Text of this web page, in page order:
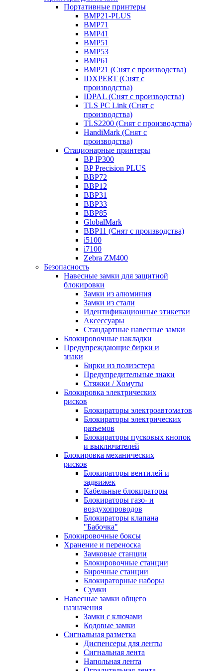
Портативные принтеры
BMP21-PLUS
BMP71
BMP41
BMP51
BMP53
BMP61
BMP21 (Снят с производства)
IDXPERT (Снят с
производства)
IDPAL (Снят с производства)
TLS PC Link (Снят с
производства)
TLS2200 (Снят с производства)
HandiMark (Снят с
производства)
Стационарные принтеры
BP IP300
BP Precision PLUS
BBP72
BBP12
BBP31
BBP33
BBP85
GlobalMark
BBP11 (Снят с производства)
i5100
i7100
Zebra ZM400
Безопасность
Навесные замки для защитной
блокировки
Замки из алюминия
Замки из стали
Идентификационные этикетки
Аксессуары
Стандартные навесные замки
Блокировочные накладки
Предупреждающие бирки и
знаки
Бирки из полиэстера
Предупредительные знаки
Стяжки / Хомуты
Блокировка электрических
рисков
Блокираторы электроавтоматов
Блокираторы электрических
разъемов
Блокираторы пусковых кнопок
и выключателей
Блокировка механических
рисков
Блокираторы вентилей и
задвижек
Кабельные блокираторы
Блокираторы газо- и
воздухопроводов
Блокираторы клапана
"Бабочка"
Блокировочные боксы
Хранение и переноска
Замковые станции
Блокировочные станции
Бирочные станции
Блокираторные наборы
Сумки
Навесные замки общего
назначения
Замки с ключами
Кодовые замки
Сигнальная разметка
Диспенсеры для ленты
Сигнальная лента
Напольная лента